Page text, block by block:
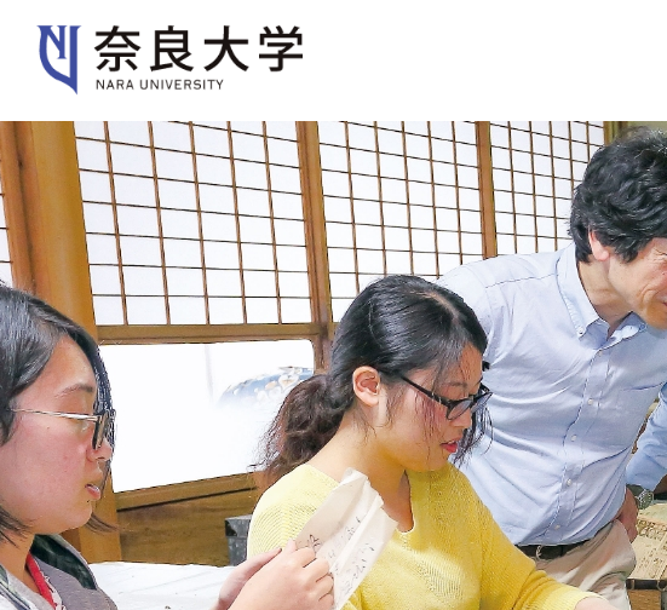
大学紹介 学部・大学院 入試情報
大学紹介
大学案内
キャンパスガイド
歴史・沿革・本学の特色
規則・ポリシー
建学の精神・教学の理念
理事長メッセージ